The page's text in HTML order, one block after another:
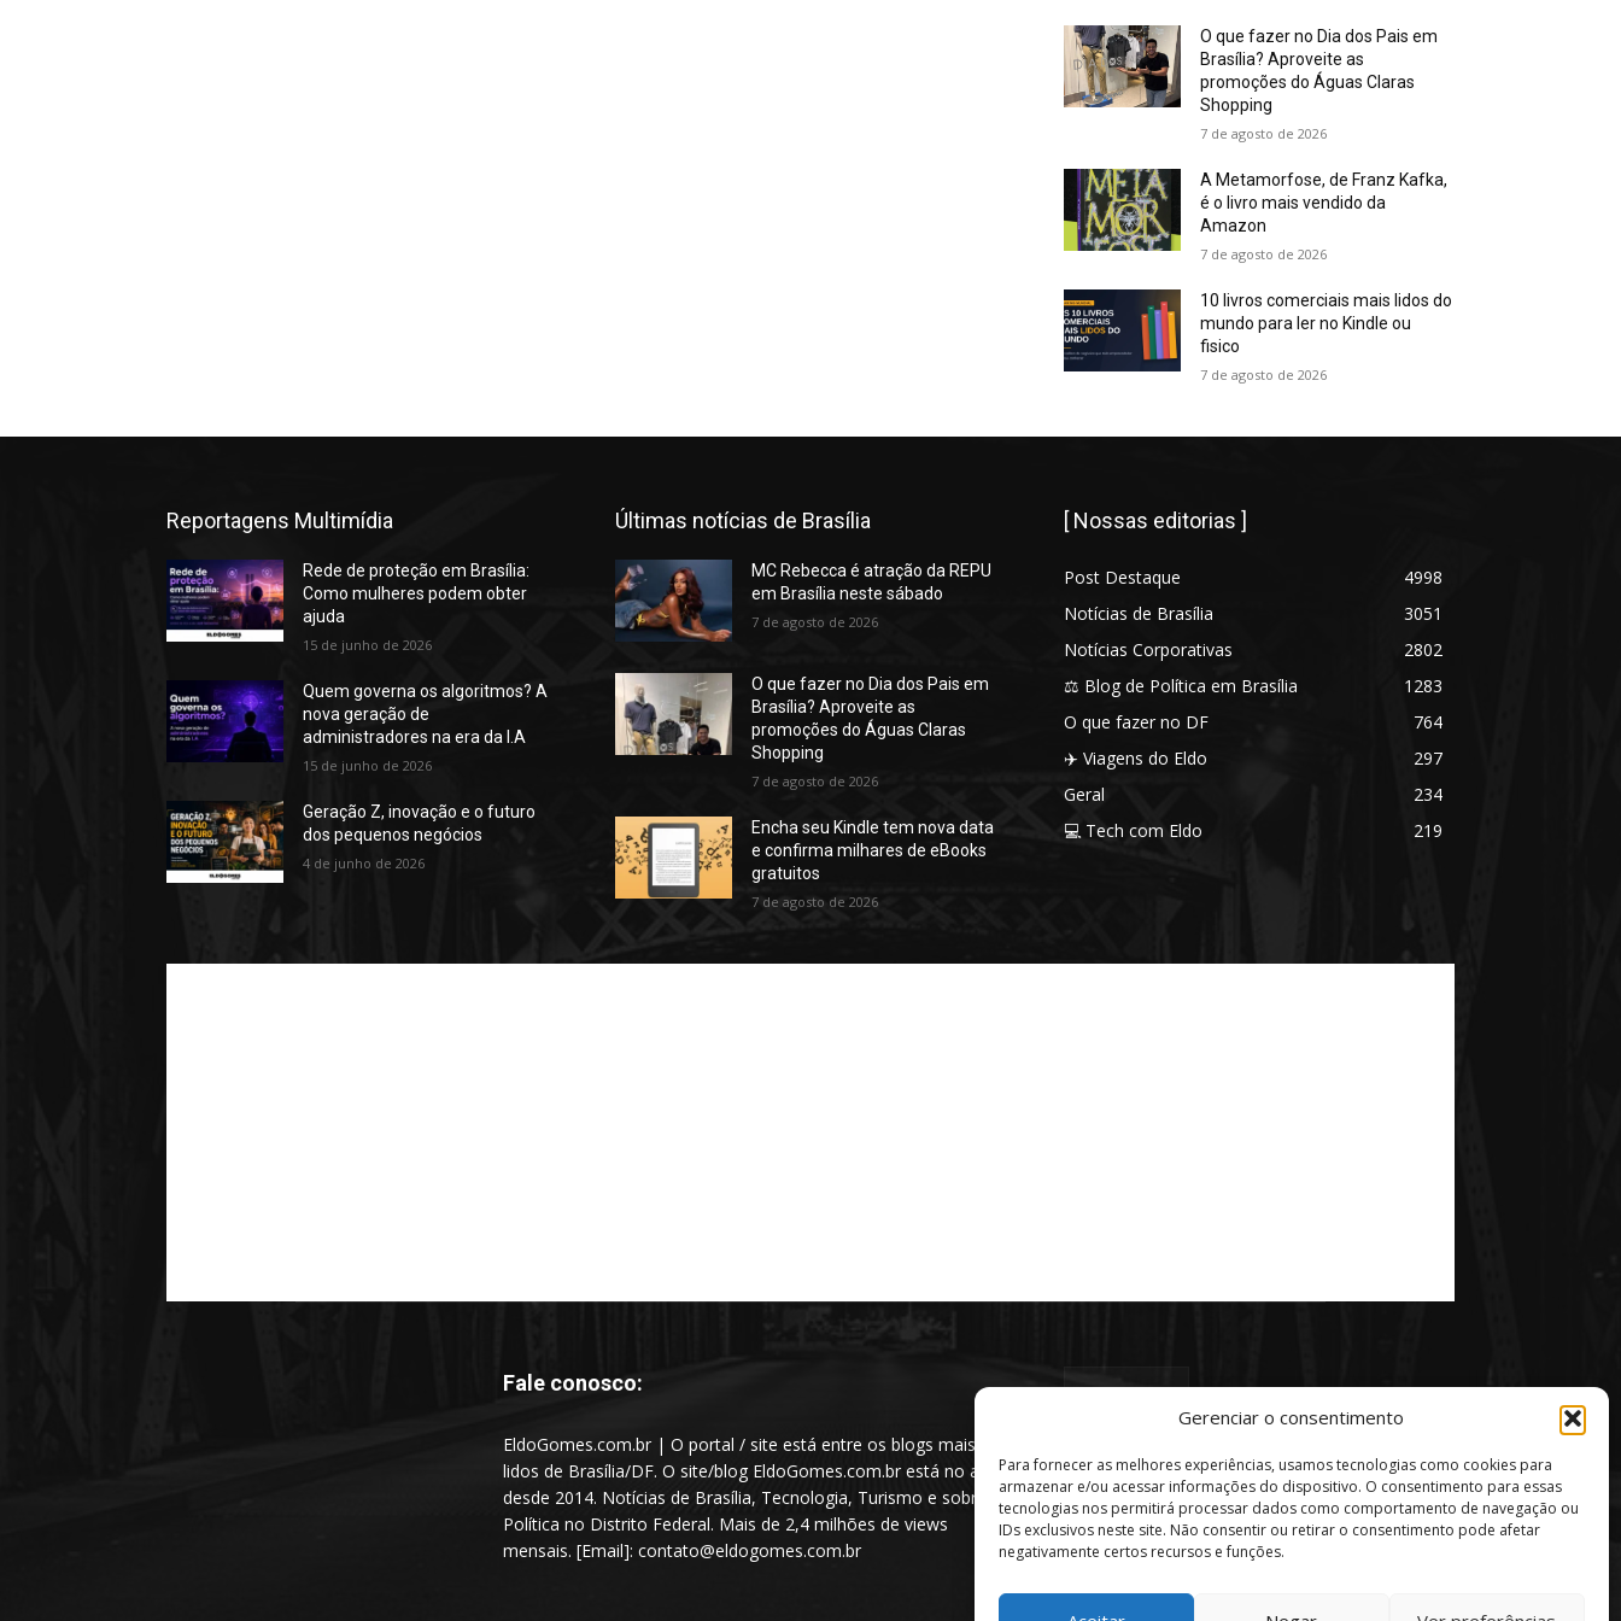
Gerenciar o consentimento
Para fornecer as melhores experiências, usamos tecnologias como cookies para
armazenar e/ou acessar informações do dispositivo. O consentimento para essas
tecnologias nos permitirá processar dados como comportamento de navegação ou
IDs exclusivos neste site. Não consentir ou retirar o consentimento pode afetar
negativamente certos recursos e funções.
O que fazer no Dia dos Pais em
Brasília? Aproveite as
promoções do Águas Claras
Shopping
7 de agosto de 2026
A Metamorfose, de Franz Kafka,
é o livro mais vendido da
Amazon
7 de agosto de 2026
10 livros comerciais mais lidos do
mundo para ler no Kindle ou
fisico
7 de agosto de 2026
Reportagens Multimídia
Rede de proteção em Brasília:
Como mulheres podem obter
ajuda
15 de junho de 2026
Quem governa os algoritmos? A
nova geração de
administradores na era da I.A
15 de junho de 2026
Geração Z, inovação e o futuro
dos pequenos negócios
4 de junho de 2026
Últimas notícias de Brasília
MC Rebecca é atração da REPU
em Brasília neste sábado
7 de agosto de 2026
O que fazer no Dia dos Pais em
Brasília? Aproveite as
promoções do Águas Claras
Shopping
7 de agosto de 2026
Encha seu Kindle tem nova data
e confirma milhares de eBooks
gratuitos
7 de agosto de 2026
[ Nossas editorias ]
Post Destaque
4998
Notícias de Brasília
3051
Notícias Corporativas
2802
⚖️ Blog de Política em Brasília
1283
O que fazer no DF
764
✈️ Viagens do Eldo
297
Geral
234
💻 Tech com Eldo
219
Fale conosco:
EldoGomes.com.br | O portal / site está entre os blogs mais
lidos de Brasília/DF. O site/blog EldoGomes.com.br está no ar
desde 2014. Notícias de Brasília, Tecnologia, Turismo e sobre a
Política no Distrito Federal. Mais de 2,4 milhões de views
mensais. [Email]: contato@eldogomes.com.br